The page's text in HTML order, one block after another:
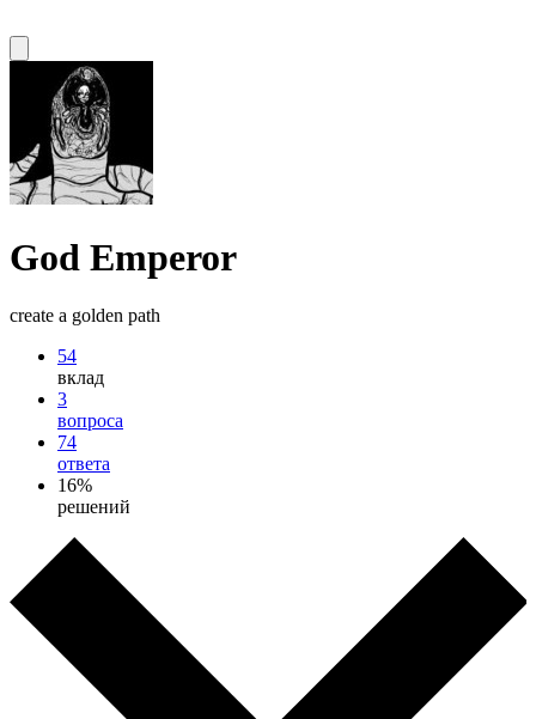
God Emperor
create a golden path
54
вклад
3
вопроса
74
ответа
16%
решений